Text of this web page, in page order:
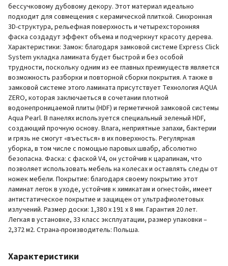
бессучковому дубовому декору. Этот материал идеально
подходит для совмещения с керамической плиткой. Синхронная
3D-структура, рельефная поверхность и четырехсторонняя
фаска создадут эффект объема и подчеркнут красоту дерева.
Характеристики: Замок: благодаря замковой системе Express Click
System укладка ламината будет быстрой и без особой
трудности, поскольку одним из ее главных преимуществ является
возможность разборки и повторной сборки покрытия. А также в
замковой системе этого ламината присутствует Технология AQUA
ZERO, которая заключаеться в сочетании плотной
водонепроницаемой плиты (HDF) и герметичной замковой системы
Aqua Pearl. В панелях используется специальный зеленый HDF,
создающий прочную основу. Влага, неприятные запахи, бактерии
и грязь не смогут «въесться» в их поверхность. Регулярная
уборка, в том числе с помощью паровых швабр, абсолютно
безопасна. Фаска: с фаской V4, он устойчив к царапинам, что
позволяет использовать мебель на колесах и оставлять следы от
ножек мебели. Покрытие: благодаря своему покрытию этот
ламинат легок в уходе, устойчив к химикатам и огнестойк, имеет
антистатическое покрытие и защищен от ультрафиолетовых
излучений. Размер доски: 1,380 х 191 х 8 мм. Гарантия 20 лет.
Легкая в установке, 33 класс эксплуатации, размер упаковки –
2,372 м2. Страна-производитель: Польша.
Характеристики